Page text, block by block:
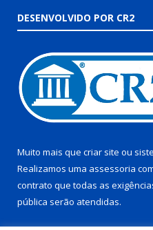
DESENVOLVIDO POR CR2
Muito mais que criar site ou
Realizamos uma assessoria
contrato que todas as
pública serão atendidas.